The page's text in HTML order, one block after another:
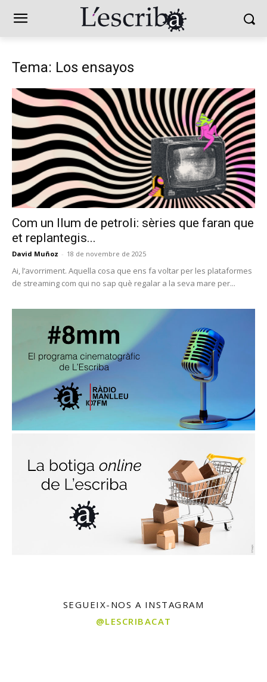
Tema: Los ensayos
Com un llum de petroli: sèries que faran que
et replantegis...
David Muñoz - 18 de novembre de 2025
Ai, l’avorriment. Aquella cosa que ens fa voltar per les plataformes
de streaming com qui no sap què regalar a la seva mare per...
SEGUEIX-NOS A INSTAGRAM
@LESCRIBACAT